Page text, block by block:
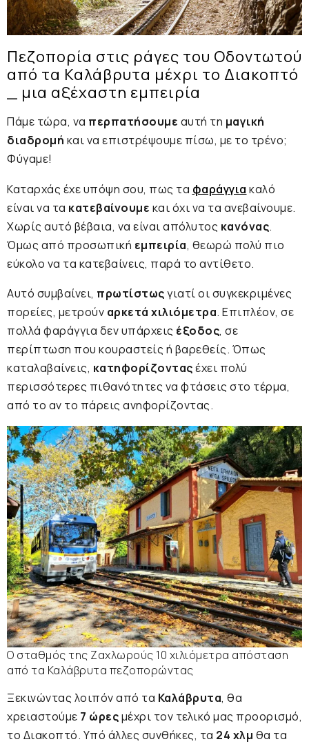
Πεζοπορία στις ράγες του Οδοντωτού
από τα Καλάβρυτα μέχρι το Διακοπτό
_ μια αξέχαστη εμπειρία
Πάμε τώρα, να περπατήσουμε αυτή τη μαγική
διαδρομή και να επιστρέψουμε πίσω, με το τρένο;
Φύγαμε!
Καταρχάς έχε υπόψη σου, πως τα φαράγγια καλό
είναι να τα κατεβαίνουμε και όχι να τα ανεβαίνουμε.
Χωρίς αυτό βέβαια, να είναι απόλυτος κανόνας.
Όμως από προσωπική εμπειρία, θεωρώ πολύ πιο
εύκολο να τα κατεβαίνεις, παρά το αντίθετο.
Αυτό συμβαίνει, πρωτίστωςγιατί οι συγκεκριμένες
πορείες, μετρούν αρκετά χιλιόμετρα. Επιπλέον, σε
πολλά φαράγγια δεν υπάρχεις έξοδος, σε
περίπτωση που κουραστείς ή βαρεθείς. Όπως
καταλαβαίνεις, κατηφορίζονταςέχει πολύ
περισσότερες πιθανότητες να φτάσεις στο τέρμα,
από το αν το πάρεις ανηφορίζοντας.
Ο σταθμός της Ζαχλωρούς 10 χιλιόμετρα απόσταση
από τα Καλάβρυτα πεζοπορώντας
Ξεκινώντας λοιπόν από τα Καλάβρυτα, θα
χρειαστούμε 7 ώρεςμέχρι τον τελικό μας προορισμό,
το Διακοπτό. Υπό άλλες συνθήκες, τα 24 χλμ θα τα